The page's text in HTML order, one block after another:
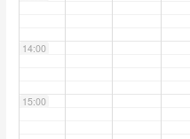
14:00
15:00